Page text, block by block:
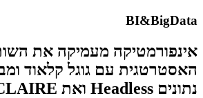
BI&BigData
אינפורמטיקה מעמיקה את
האסטרטגית עם גוגל קלאוד
נתונים Headless ואת CLAIRE לארגונים